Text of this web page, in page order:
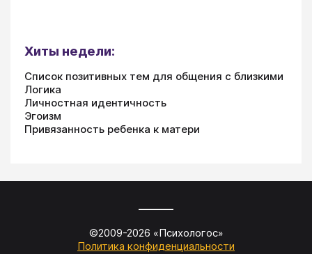
Хиты недели:
Список позитивных тем для общения с близкими
Логика
Личностная идентичность
Эгоизм
Привязанность ребенка к матери
©2009-2026 «Психологос»
Политика конфиденциальности